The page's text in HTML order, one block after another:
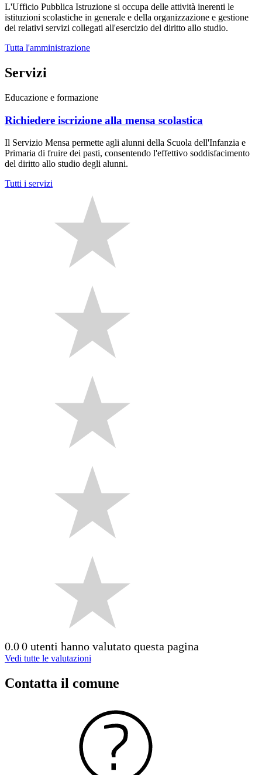
L'Ufficio Pubblica Istruzione si occupa delle attività inerenti le
istituzioni scolastiche in generale e della organizzazione e gestione
dei relativi servizi collegati all'esercizio del diritto allo studio.
Tutta l'amministrazione
Servizi
Educazione e formazione
Richiedere iscrizione alla mensa scolastica
Il Servizio Mensa permette agli alunni della Scuola dell'Infanzia e
Primaria di fruire dei pasti, consentendo l'effettivo soddisfacimento
del diritto allo studio degli alunni.
Tutti i servizi
0.00 utenti hanno valutato questa pagina
Vedi tutte le valutazioni
Contatta il comune